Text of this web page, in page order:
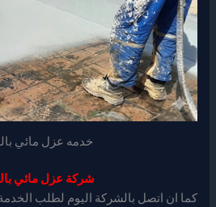
خدمه عزل مائي
شركة عزل مائي
كما ان اتصل بالشركة اليوم لطلب